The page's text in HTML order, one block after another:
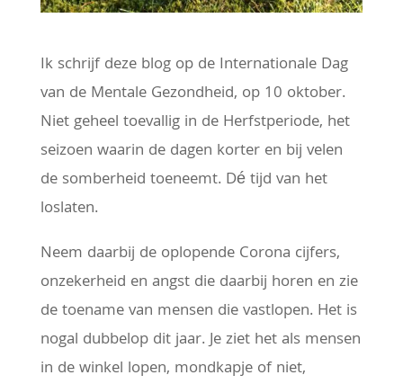
Ik schrijf deze blog op de Internationale Dag
van de Mentale Gezondheid, op 10 oktober.
Niet geheel toevallig in de Herfstperiode, het
seizoen waarin de dagen korter en bij velen
de somberheid toeneemt. Dé tijd van het
loslaten.
Neem daarbij de oplopende Corona cijfers,
onzekerheid en angst die daarbij horen en zie
de toename van mensen die vastlopen. Het is
nogal dubbelop dit jaar. Je ziet het als mensen
in de winkel lopen, mondkapje of niet,